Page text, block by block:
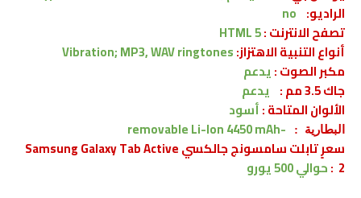
الراديو: no
تصفح الانترنت :HTML 5
أنواع التنبية الاهتزاز:Vibration; MP3, WAV ringtones
مكبر الصوت :يدعم
جاك 3.5 مم :
يدعم
الألوان المتاحة :أسود
البطارية :
-removable Li-Ion 4450 mAh
سعرٍ تابلت سامسونج جالكسي Samsung Galaxy Tab Active
2
:حوالي 500 يورو